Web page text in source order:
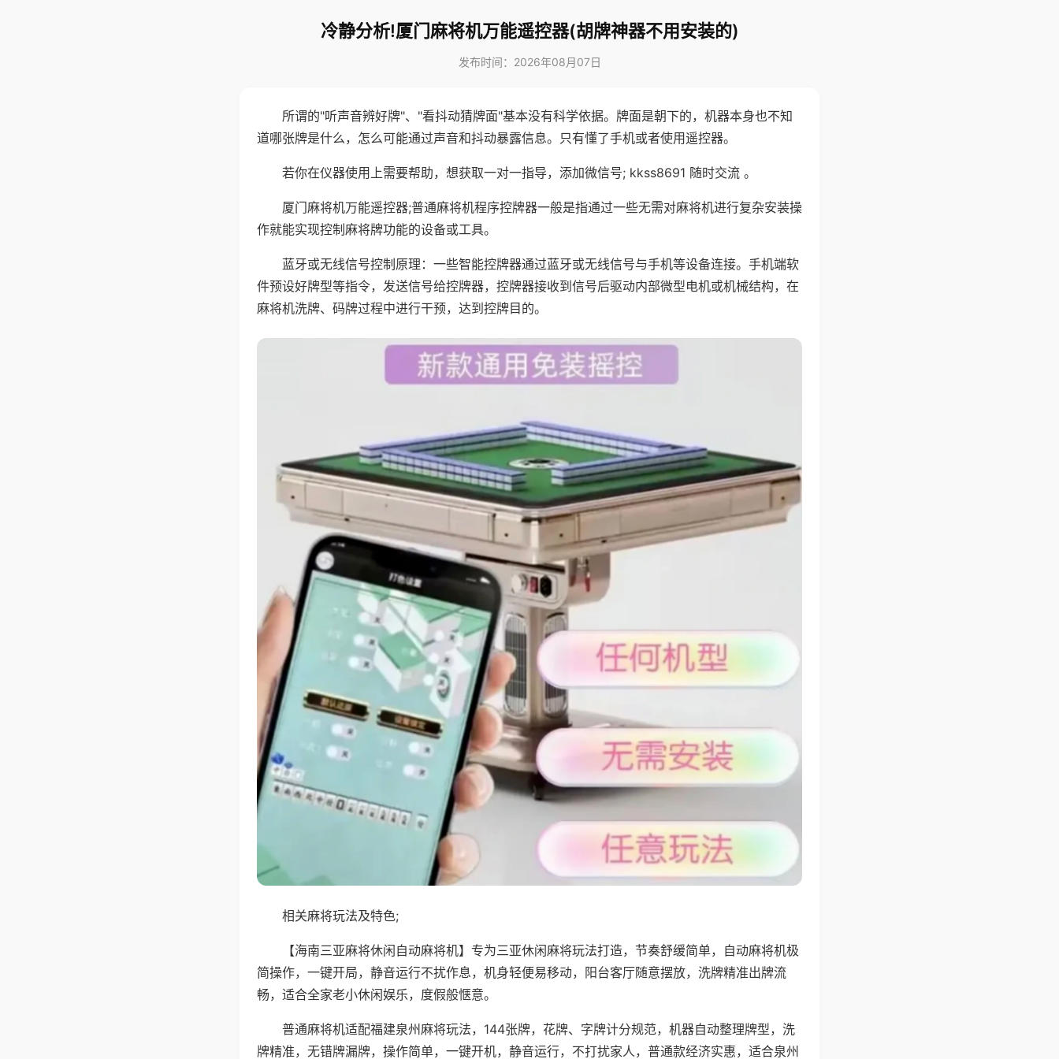
冷静分析!厦门麻将机万能遥控器(胡牌神器不用安装的)
发布时间：2026年08月07日
所谓的"听声音辨好牌"、"看抖动猜牌面"基本没有科学依据。牌面是朝下的，机器本身也不知
道哪张牌是什么，怎么可能通过声音和抖动暴露信息。只有懂了手机或者使用遥控器。
若你在仪器使用上需要帮助，想获取一对一指导，添加微信号; kkss8691 随时交流 。
厦门麻将机万能遥控器;普通麻将机程序控牌器一般是指通过一些无需对麻将机进行复杂安装操
作就能实现控制麻将牌功能的设备或工具。
蓝牙或无线信号控制原理：一些智能控牌器通过蓝牙或无线信号与手机等设备连接。手机端软
件预设好牌型等指令，发送信号给控牌器，控牌器接收到信号后驱动内部微型电机或机械结构，在
麻将机洗牌、码牌过程中进行干预，达到控牌目的。
相关麻将玩法及特色;
【海南三亚麻将休闲自动麻将机】专为三亚休闲麻将玩法打造，节奏舒缓简单，自动麻将机极
简操作，一键开局，静音运行不扰作息，机身轻便易移动，阳台客厅随意摆放，洗牌精准出牌流
畅，适合全家老小休闲娱乐，度假般惬意。
普通麻将机适配福建泉州麻将玩法，144张牌，花牌、字牌计分规范，机器自动整理牌型，洗
牌精准，无错牌漏牌，操作简单，一键开机，静音运行，不打扰家人，普通款经济实惠，适合泉州